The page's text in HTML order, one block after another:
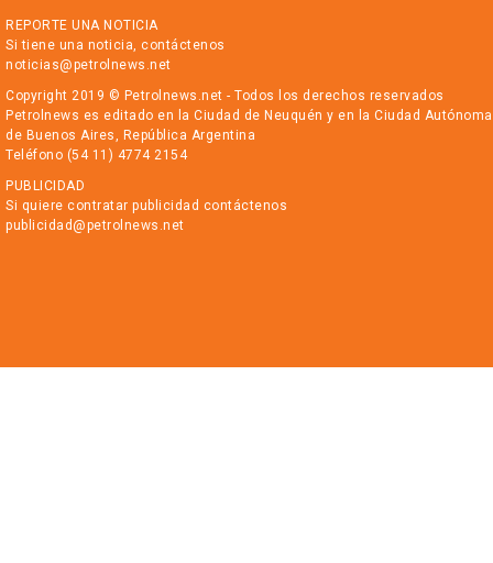
REPORTE UNA NOTICIA
Si tiene una noticia, contáctenos
noticias@petrolnews.net
Copyright 2019 © Petrolnews.net - Todos los derechos reservados
Petrolnews es editado en la Ciudad de Neuquén y en la Ciudad Autónoma
de Buenos Aires, República Argentina
Teléfono (54 11) 4774 2154
PUBLICIDAD
Si quiere contratar publicidad contáctenos
publicidad@petrolnews.net